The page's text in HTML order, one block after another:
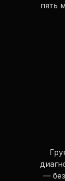
пять
—